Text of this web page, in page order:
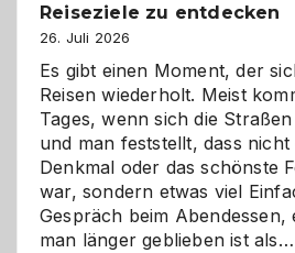
Reiseziele zu entdecken
26. Juli 2026
Es gibt einen Moment, der
Reisen wiederholt. Meist
Tages, wenn sich die
und man feststellt, dass
Denkmal oder das schönste
war, sondern etwas viel
Gespräch beim Abendessen,
man länger geblieben ist als…